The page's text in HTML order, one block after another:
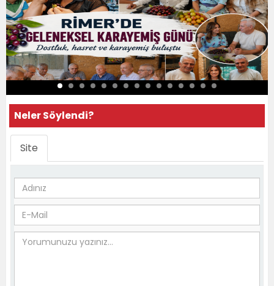
Neler Söylendi?
Site